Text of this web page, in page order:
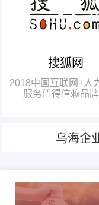
搜狐网
2018中国互联网+人
服务值得信赖品
乌海企